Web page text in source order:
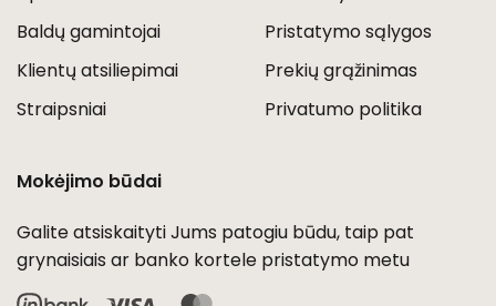
Baldų gamintojai
Klientų atsiliepimai
Straipsniai
Pristatymo sąlygos
Prekių grąžinimas
Privatumo politika
Mokėjimo būdai
Galite atsiskaityti Jums patogiu būdu, taip pat
grynaisiais ar banko kortele pristatymo metu